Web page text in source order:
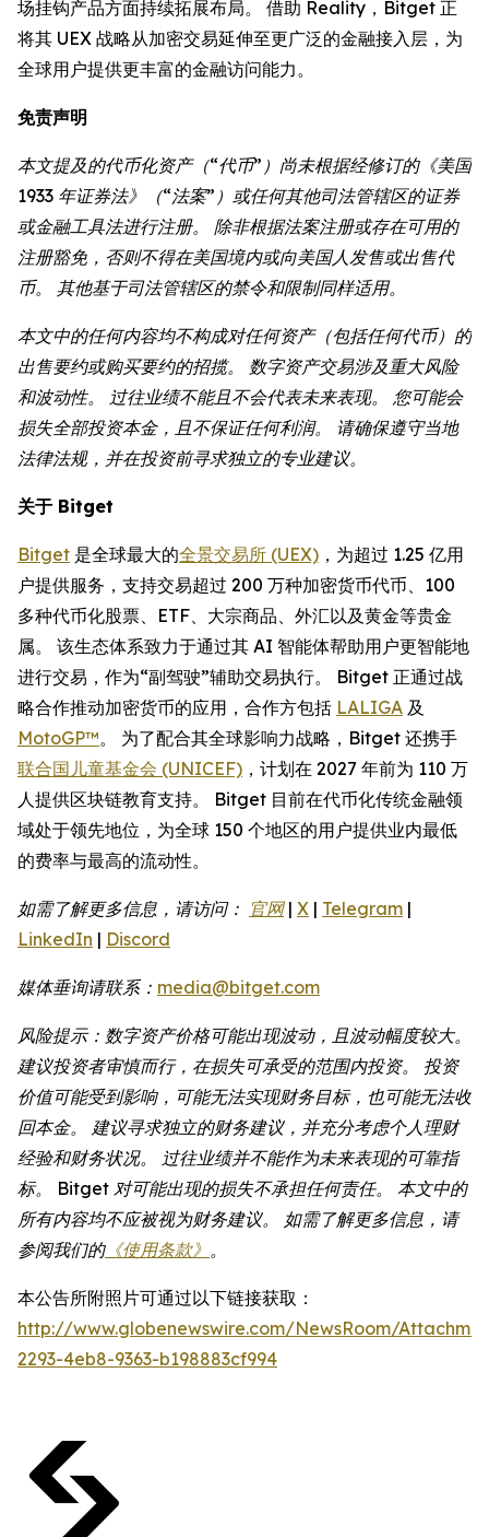
场挂钩产品方面持续拓展布局。 借助 Reality，Bitget 正
将其 UEX 战略从加密交易延伸至更广泛的金融接入层，为
全球用户提供更丰富的金融访问能力。
免责声明
本文提及的代币化资产（“代币”）尚未根据经修订的《美国
1933 年证券法》（“法案”）或任何其他司法管辖区的证券
或金融工具法进行注册。 除非根据法案注册或存在可用的
注册豁免，否则不得在美国境内或向美国人发售或出售代
币。 其他基于司法管辖区的禁令和限制同样适用。
本文中的任何内容均不构成对任何资产（包括任何代币）的
出售要约或购买要约的招揽。 数字资产交易涉及重大风险
和波动性。 过往业绩不能且不会代表未来表现。 您可能会
损失全部投资本金，且不保证任何利润。 请确保遵守当地
法律法规，并在投资前寻求独立的专业建议。
关于 Bitget
Bitget 是全球最大的全景交易所 (UEX) ，为超过 1.25 亿用
户提供服务，支持交易超过 200 万种加密货币代币、100
多种代币化股票、ETF、大宗商品、外汇以及黄金等贵金
属。 该生态体系致力于通过其 AI 智能体帮助用户更智能地
进行交易，作为“副驾驶”辅助交易执行。 Bitget 正通过战
略合作推动加密货币的应用，合作方包括 LALIGA 及
MotoGP™。 为了配合其全球影响力战略，Bitget 还携手
联合国儿童基金会 (UNICEF) ，计划在 2027 年前为 110 万
人提供区块链教育支持。 Bitget 目前在代币化传统金融领
域处于领先地位，为全球 150 个地区的用户提供业内最低
的费率与最高的流动性。
如需了解更多信息，请访问： 官网| X | Telegram |
LinkedIn | Discord
媒体垂询请联系： media@bitget.com
风险提示：数字资产价格可能出现波动，且波动幅度较大。
建议投资者审慎而行，在损失可承受的范围内投资。 投资
价值可能受到影响，可能无法实现财务目标，也可能无法收
回本金。 建议寻求独立的财务建议，并充分考虑个人理财
经验和财务状况。 过往业绩并不能作为未来表现的可靠指
标。 Bitget 对可能出现的损失不承担任何责任。 本文中的
所有内容均不应被视为财务建议。 如需了解更多信息，请
参阅我们的《使用条款》 。
本公告所附照片可通过以下链接获取：
http://www.globenewswire.com/NewsRoom/
2293-4eb8-9363-b198883cf994